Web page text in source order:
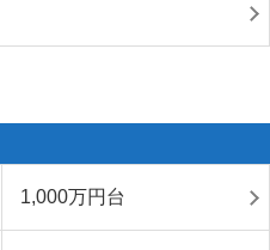
1,000万円台